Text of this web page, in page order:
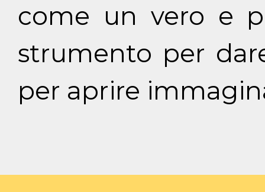
come un vero e
strumento per
per aprire